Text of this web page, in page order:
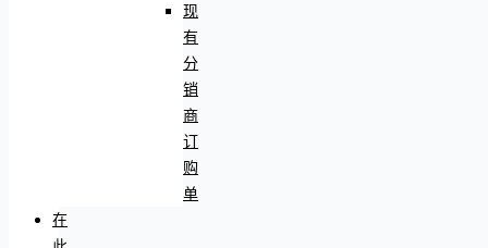
现
有
分
销
商
订
购
单
在